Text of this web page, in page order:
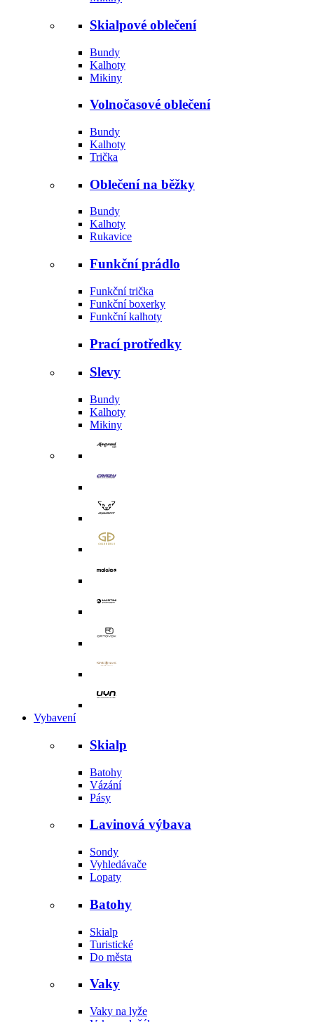
Skialpové oblečení
Bundy
Kalhoty
Mikiny
Volnočasové oblečení
Bundy
Kalhoty
Trička
Oblečení na běžky
Bundy
Kalhoty
Rukavice
Funkční prádlo
Funkční trička
Funkční boxerky
Funkční kalhoty
Prací protředky
Slevy
Bundy
Kalhoty
Mikiny
Vybavení
Skialp
Batohy
Vázání
Pásy
Lavinová výbava
Sondy
Vyhledávače
Lopaty
Batohy
Skialp
Turistické
Do města
Vaky
Vaky na lyže